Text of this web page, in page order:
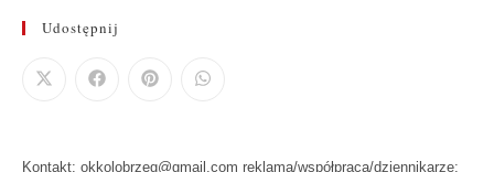
Udostępnij
Kontakt: okkolobrzeg@gmail.com reklama/współpraca/dziennikarze: